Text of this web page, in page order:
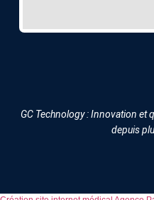
GC Technology : Innovation et
depuis